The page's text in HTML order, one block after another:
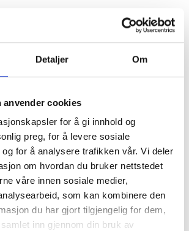
Detaljer Om
anvender cookies
for å gi innhold og
preg, for å levere sosiale
for å analysere trafikken vår. Vi deler
om hvordan du bruker nettstedet
våre innen sosiale medier,
som kan kombinere den
du har gjort tilgjengelig for dem,
inn gjennom din bruk av
hest,
Rosa ugler, 2 stk,
strykemerker
Strykemerker
Fantasy
kr 45,00
LEGG I HANDLEKURV